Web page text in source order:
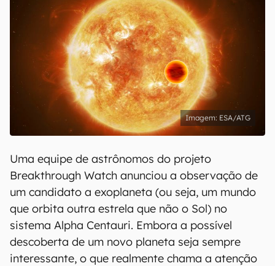
ESA/ATG
Uma equipe de astrônomos do projeto
Breakthrough Watch anunciou a observação de
um candidato a exoplaneta (ou seja, um mundo
que orbita outra estrela que não o Sol) no
sistema Alpha Centauri. Embora a possível
descoberta de um novo planeta seja sempre
interessante, o que realmente chama a atenção